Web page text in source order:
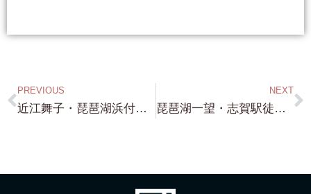
PREVIOUS
近江舞子・琵琶湖浜付き・約100坪・トレーラーハウス専用基地・奈良県 T 社長・大阪市 H社長・兵庫県 T社長 ありがとうございます！
NEXT
琵琶湖一望・志賀駅徒歩4分・琵琶湖徒歩5分・市街化区域・約200坪・高台・アクセスよし・3,000万円 角地です！大津市木戸